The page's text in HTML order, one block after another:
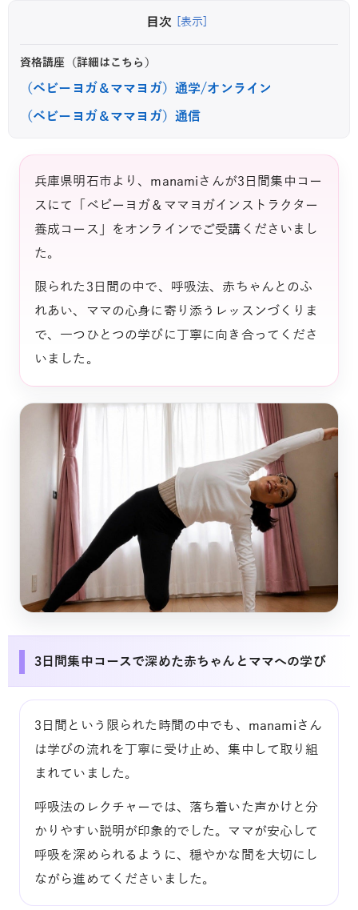
目次 [表示]
資格講座（詳細はこちら）
（ベビーヨガ＆ママヨガ）通学/オンライン
（ベビーヨガ＆ママヨガ）通信
兵庫県明石市より、manamiさんが3日間集中コー
スにて「ベビーヨガ＆ママヨガインストラクター
養成コース」をオンラインでご受講くださいまし
た。
限られた3日間の中で、呼吸法、赤ちゃんとのふ
れあい、ママの心身に寄り添うレッスンづくりま
で、一つひとつの学びに丁寧に向き合ってくださ
いました。
3日間集中コースで深めた赤ちゃんとママへの学び
3日間という限られた時間の中でも、manamiさん
は学びの流れを丁寧に受け止め、集中して取り組
まれていました。
呼吸法のレクチャーでは、落ち着いた声かけと分
かりやすい説明が印象的でした。ママが安心して
呼吸を深められるように、穏やかな間を大切にし
ながら進めてくださいました。